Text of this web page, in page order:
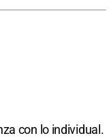
con lo individual.